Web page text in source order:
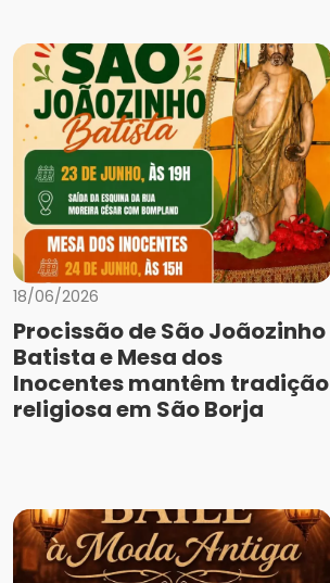
18/06/2026
Procissão de São Joãozinho
Batista e Mesa dos
Inocentes mantêm tradição
religiosa em São Borja